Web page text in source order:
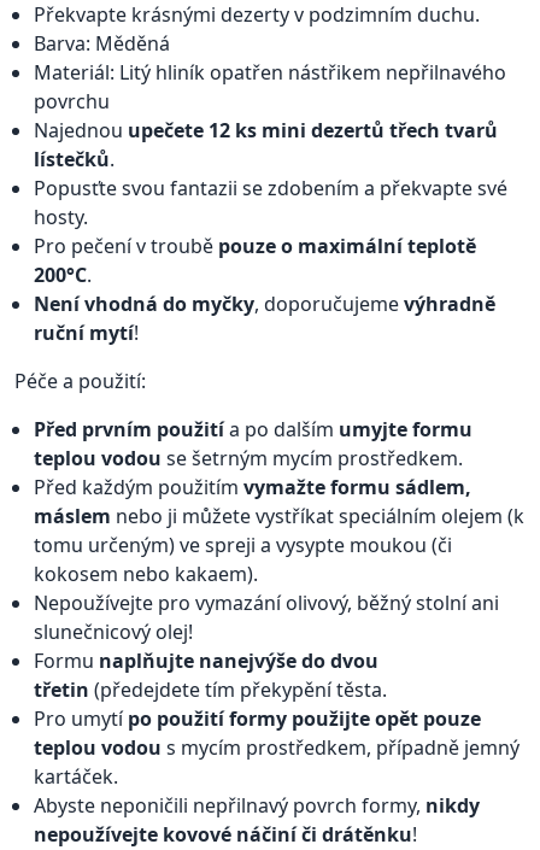
Překvapte krásnými dezerty v podzimním duchu.
Barva: Měděná
Materiál: Litý hliník opatřen nástřikem nepřilnavého
povrchu
Najednou upečete 12 ks mini dezertů třech tvarů
lístečků.
Popusťte svou fantazii se zdobením a překvapte své
hosty.
Pro pečení v troubě pouze o maximální teplotě
200°C.
Není vhodná do myčky, doporučujemevýhradně
ruční mytí!
Péče a použití:
Před prvním použitía po dalším umyjte formu
teplou vodou se šetrným mycím prostředkem.
Před každým použitím vymažte formu sádlem,
máslem nebo ji můžete vystříkat speciálním olejem (k
tomu určeným) ve spreji a vysypte moukou (či
kokosem nebo kakaem).
Nepoužívejte pro vymazání olivový, běžný stolní ani
slunečnicový olej!
Formu naplňujte nanejvýše do dvou
třetin (předejdete tím překypění těsta.
Pro umytípo použití formy použijte opět pouze
teplou vodou s mycím prostředkem, případně jemný
kartáček.
Abyste neponičili nepřilnavý povrch formy, nikdy
nepoužívejte kovové náčiní či drátěnku!